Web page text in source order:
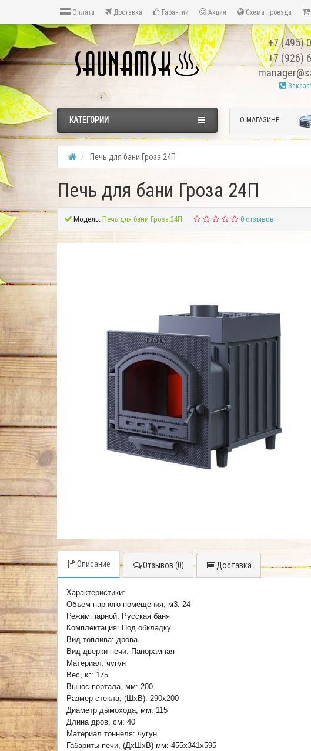
Оплата Доставка Гарантии Акция Схема проезда
+7 (495)
+7 (926)
О МАГАЗИНЕ
КАТЕГОРИИ
Печь для бани Гроза 24П
Печь для бани Гроза 24П
Модель:Печь для бани Гроза 24П 0 отзывов
Описание Отзывов (0) Доставка
Характеристики:
Объем парного помещения, м3: 24
Режим парной: Русская баня
Комплектация: Под обкладку
Вид топлива: дрова
Вид дверки печи: Панорамная
Материал: чугун
Вес, кг: 175
Вынос портала, мм: 200
Размер стекла, (ШхВ): 290х200
Диаметр дымохода, мм: 115
Длина дров, см: 40
Материал тоннеля: чугун
Габариты печи, (ДхШхВ) мм: 455х341х595